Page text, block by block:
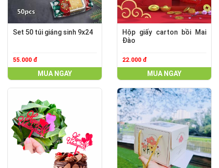
Set 50 túi giáng sinh 9x24
55.000 đ
MUA NGAY
Hộp giấy carton bồi Mai
Đào
22.000 đ
MUA NGAY